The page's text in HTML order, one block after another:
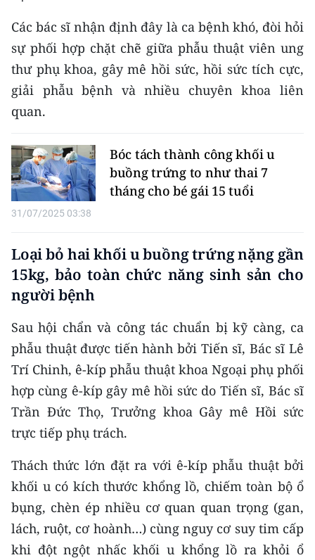
Đồng bằng sông Hồng
Bắc Trung Bộ
Duyên hải Nam Trung Bộ và Tây
Nguyên
Đông Nam Bộ
Đồng bằng sông Cửu Long
Chuyên trang Hà Nội
CHUYÊN ĐỀ
CÁC CHUYÊN TRANG
VỀ BÁO NHÂN DÂN
THỜI NAY
NHÂN DÂN CUỐI TUẦN
MUA BÁO
ĐỌC BÁO IN
Các bác sĩ nhận định đây là ca bệnh khó, đòi hỏi
sự phối hợp chặt chẽ giữa phẫu thuật viên ung
thư phụ khoa, gây mê hồi sức, hồi sức tích cực,
giải phẫu bệnh và nhiều chuyên khoa liên
quan.
Bóc tách thành công khối u
buồng trứng to như thai 7
tháng cho bé gái 15 tuổi
31/07/2025 03:38
Loại bỏ hai khối u buồng trứng nặng gần
15kg, bảo toàn chức năng sinh sản cho
người bệnh
Sau hội chẩn và công tác chuẩn bị kỹ càng, ca
phẫu thuật được tiến hành bởi Tiến sĩ, Bác sĩ Lê
Trí Chinh, ê-kíp phẫu thuật khoa Ngoại phụ phối
hợp cùng ê-kíp gây mê hồi sức do Tiến sĩ, Bác sĩ
Trần Đức Thọ, Trưởng khoa Gây mê Hồi sức
trực tiếp phụ trách.
Thách thức lớn đặt ra với ê-kíp phẫu thuật bởi
khối u có kích thước khổng lồ, chiếm toàn bộ ổ
bụng, chèn ép nhiều cơ quan quan trọng (gan,
lách, ruột, cơ hoành…) cùng nguy cơ suy tim cấp
khi đột ngột nhấc khối u khổng lồ ra khỏi ổ